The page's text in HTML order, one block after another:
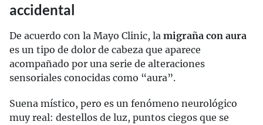
accidental
De acuerdo con la Mayo Clinic, la migraña con aura
es un tipo de dolor de cabeza que aparece
acompañado por una serie de alteraciones
sensoriales conocidas como “aura”.
Suena místico, pero es un fenómeno neurológico
muy real: destellos de luz, puntos ciegos que se